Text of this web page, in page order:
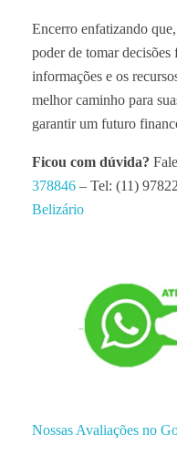
Encerro enfatizando
poder de tomar
informações e os
melhor caminho para
garantir um futuro
Ficou com dúvida?
378846 – Tel: (11)
Belizário
Nossas Avaliações no